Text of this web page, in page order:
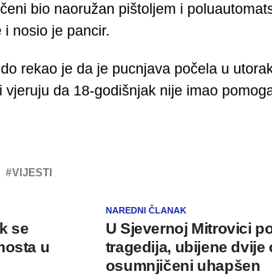
bio naoružan pištoljem i
nosio je pancir.
rekao je da je pucnjava počela u
vjeruju da 18-godišnjak nije imao
VIJESTI
NAREDNI ČLANAK
U Sjevernoj Mitrovici
tragedija, ubijene dvije
osumnjičeni uhapšen
se
u